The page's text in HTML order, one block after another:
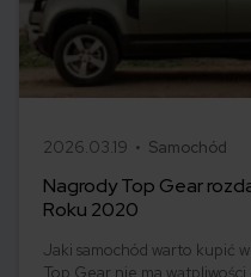
2026.03.19 • Samochód
Nagrody Top Gear
Roku 2020
Jaki samochód warto kupić
Top Gear nie ma